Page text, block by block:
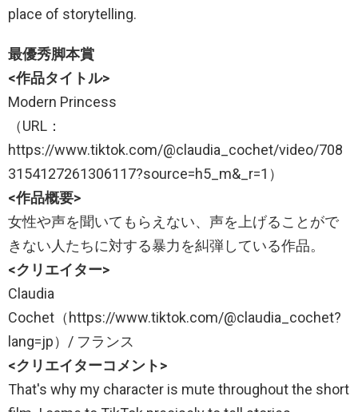
place of storytelling.
最優秀脚本賞
<作品タイトル>
Modern Princess
（URL：
https://www.tiktok.com/@claudia_cochet/video/708
3154127261306117?source=h5_m&_r=1）
<作品概要>
女性や声を聞いてもらえない、声を上げることがで
きない人たちに対する暴力を糾弾している作品。
<クリエイター>
Claudia
Cochet（https://www.tiktok.com/@claudia_cochet?
lang=jp）/ フランス
<クリエイターコメント>
That's why my character is mute throughout the short